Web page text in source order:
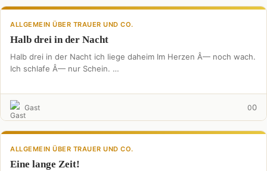
ALLGEMEIN ÜBER TRAUER UND CO.
Halb drei in der Nacht
Halb drei in der Nacht ich liege daheim Im Herzen Â— noch wach.
Ich schlafe Â— nur Schein. …
Gast 00
ALLGEMEIN ÜBER TRAUER UND CO.
Eine lange Zeit!